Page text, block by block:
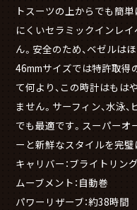
トスーツの上からでも簡
にくいセラミックインレ
ん。安全のため、ベゼルは
46mmサイズでは特許取得
て何より、この時計はもは
ません。サーフィン、水泳
でも最適です。スーパーオ
ーと新鮮なスタイルを完璧
キャリバー：ブライトリン
ムーブメント：自動巻
パワーリザーブ：約38時間